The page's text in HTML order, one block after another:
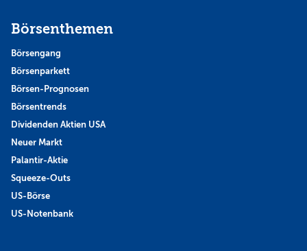
Börsenthemen
Börsengang
Börsenparkett
Börsen-Prognosen
Börsentrends
Dividenden Aktien USA
Neuer Markt
Palantir-Aktie
Squeeze-Outs
US-Börse
US-Notenbank